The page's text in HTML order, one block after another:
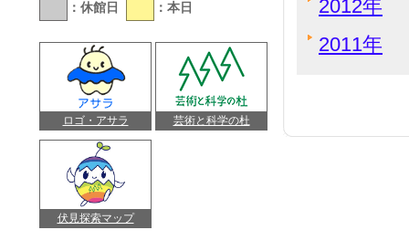
2012年
2011年
：休館日 ：本日
ロゴ・アサラ 芸術と科学の杜
伏見探索マップ